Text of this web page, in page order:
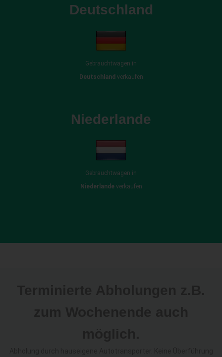
Deutschland
Gebrauchtwagen in
Deutschland verkaufen
Niederlande
Gebrauchtwagen in
Niederlandeverkaufen